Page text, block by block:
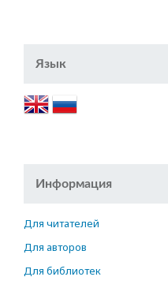
Язык
Информация
Для читателей
Для авторов
Для библиотек